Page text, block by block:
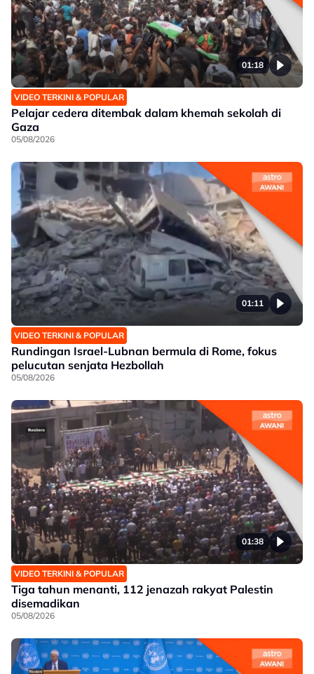
01:18
VIDEO TERKINI & POPULAR
Pelajar cedera ditembak dalam khemah sekolah di
Gaza
05/08/2026
01:11
VIDEO TERKINI & POPULAR
Rundingan Israel-Lubnan bermula di Rome, fokus
pelucutan senjata Hezbollah
05/08/2026
01:38
VIDEO TERKINI & POPULAR
Tiga tahun menanti, 112 jenazah rakyat Palestin
disemadikan
05/08/2026